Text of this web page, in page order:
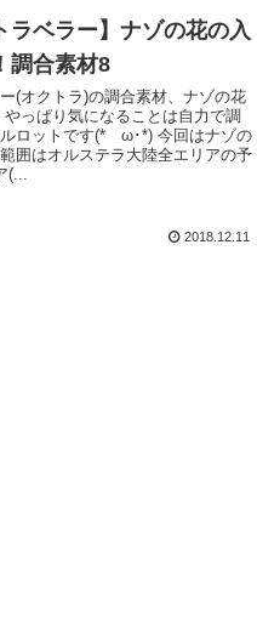
ラベラー】ナゾの花の入
調合素材8
(オクトラ)の調合素材、ナゾの花
っぱり気になることは自力で調
ロットです(*ゝω･*) 今回はナゾの
囲はオルステラ大陸全エリアの予
2018.12.11